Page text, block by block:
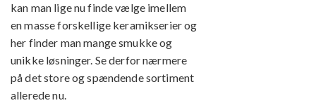
kan man lige nu finde vælge imellem
en masse forskellige keramikserier og
her finder man mange smukke og
unikke løsninger. Se derfor nærmere
på det store og spændende sortiment
allerede nu.